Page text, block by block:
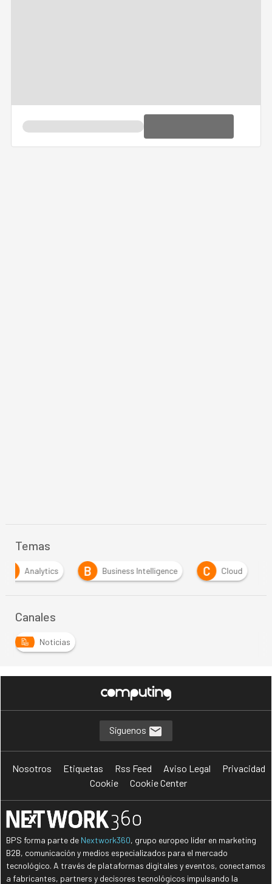
Temas
B
Business Intelligence C Cloud E Empresa
Canales
Noticias
Síguenos
Nosotros Etiquetas Rss Feed Aviso Legal
Privacidad
Cookie
Cookie Center
BPS forma parte de Nextwork360, grupo europeo líder en marketing
B2B, comunicación y medios especializados para el mercado
tecnológico. A través de plataformas digitales y eventos, conectamos
a fabricantes, partners y decisores tecnológicos impulsando la